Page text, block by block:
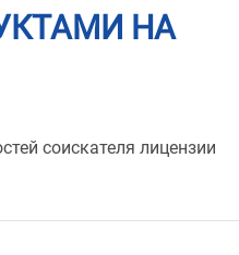
НА
соискателя лицензии